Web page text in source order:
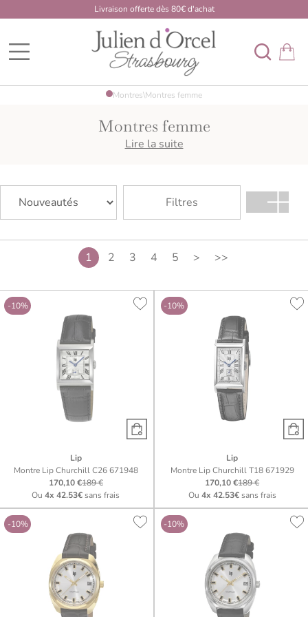
Livraison offerte dès 80€ d'achat
BDK Dome
Montres\Montres femme
Montres femme
Découvrez des montres femme élégantes, modernes ou
Lire la suite
Filtres
1 2 3 4 5 > >>
-10%
Lip
Montre Lip Churchill C26 671948
170,10 €189 €
Ou4x 42.53€sans frais
-10%
Lip
Montre Lip Churchill T18 671929
170,10 €189 €
Ou 4x 42.53€sans frais
-10% -10%